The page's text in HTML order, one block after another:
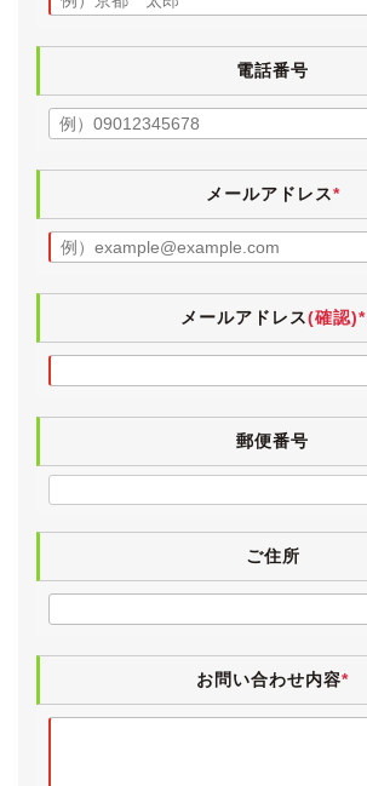
電話番号
メールアドレス*
メールアドレス(確認)*
郵便番号
ご住所
お問い合わせ内容*